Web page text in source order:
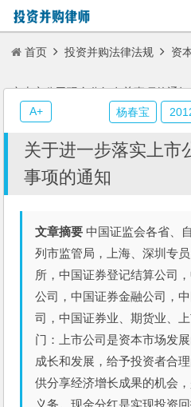
首页 投资并购法律法规 资
实上市公司现金分红有关事项的通知
关于进一步落实上市
事项的通知
文章摘要 中国证监会各省、
列市监管局，上海、深圳专
所，中国证券登记结算公司
公司，中国证券金融公司，
司，中国证券业、期货业、
门：上市公司是资本市场发
成长和发展，给予投资者合
供分享经济增长成果的机会
义务。现金分红是实现投资
杨春宝
A+